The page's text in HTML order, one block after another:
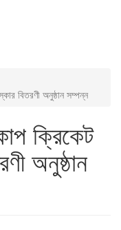
বিতরণী অনুষ্ঠান সম্পন্ন
ক্রিকেট
অনুষ্ঠান